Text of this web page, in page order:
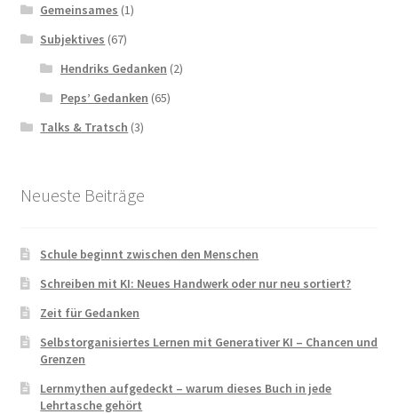
Gemeinsames (1)
Subjektives (67)
Hendriks Gedanken (2)
Peps’ Gedanken (65)
Talks & Tratsch (3)
Neueste Beiträge
Schule beginnt zwischen den Menschen
Schreiben mit KI: Neues Handwerk oder nur neu sortiert?
Zeit für Gedanken
Selbstorganisiertes Lernen mit Generativer KI – Chancen und
Grenzen
Lernmythen aufgedeckt – warum dieses Buch in jede
Lehrtasche gehört